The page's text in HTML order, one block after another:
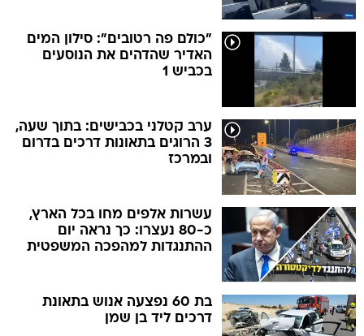
"כולם פה רטובים": סילון המים
האדיר שהדהים את הנוסעים
בכביש 1
ערב קטלני בכבישים: בתוך שעה,
3 הרוגים בתאונות דרכים בדרום
ובמרכז
עשרות אלפים מחו בכל הארץ,
כ-80 נעצרו: כך נראה יום
ההתנגדות למהפכה המשפטית
בת 60 נפצעה אנוש בתאונת
דרכים ליד בן שמן